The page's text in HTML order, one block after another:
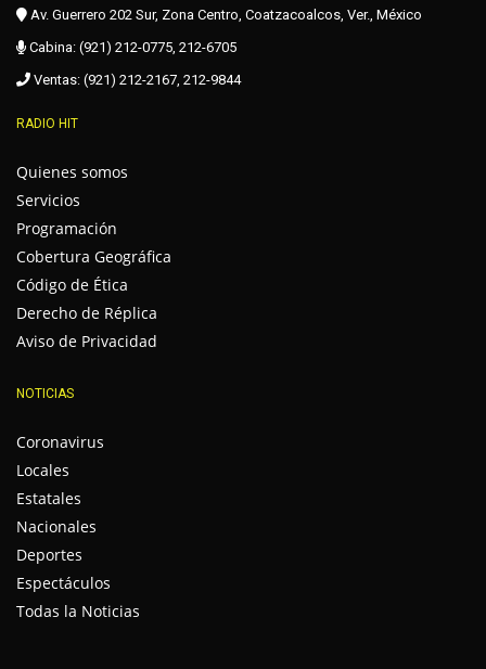
Av. Guerrero 202 Sur, Zona Centro, Coatzacoalcos, Ver., México
Cabina: (921) 212-0775, 212-6705
Ventas: (921) 212-2167, 212-9844
RADIO HIT
Quienes somos
Servicios
Programación
Cobertura Geográfica
Código de Ética
Derecho de Réplica
Aviso de Privacidad
NOTICIAS
Coronavirus
Locales
Estatales
Nacionales
Deportes
Espectáculos
Todas la Noticias